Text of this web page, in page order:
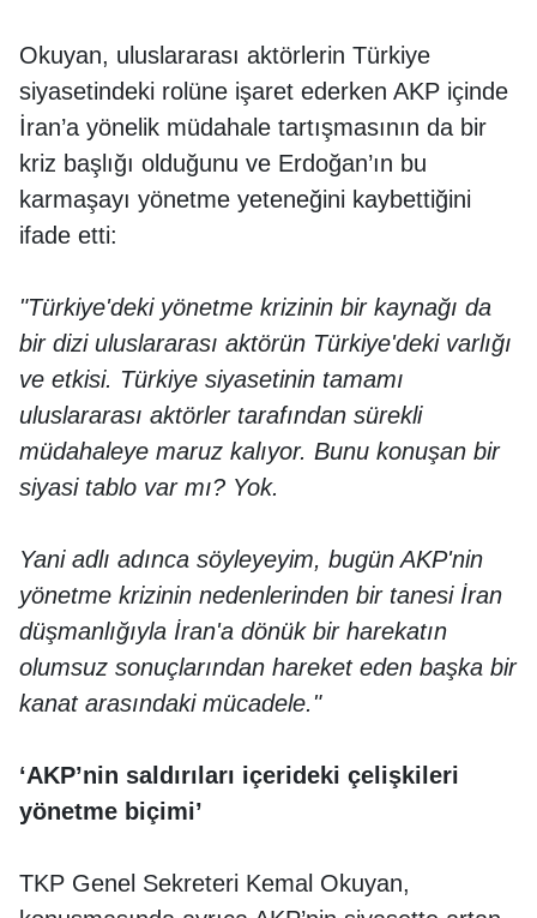
Okuyan, uluslararası aktörlerin Türkiye
siyasetindeki rolüne işaret ederken AKP içinde
İran’a yönelik müdahale tartışmasının da bir
kriz başlığı olduğunu ve Erdoğan’ın bu
karmaşayı yönetme yeteneğini kaybettiğini
ifade etti:
"Türkiye'deki yönetme krizinin bir kaynağı da
bir dizi uluslararası aktörün Türkiye'deki varlığı
ve etkisi. Türkiye siyasetinin tamamı
uluslararası aktörler tarafından sürekli
müdahaleye maruz kalıyor. Bunu konuşan bir
siyasi tablo var mı? Yok.
Yani adlı adınca söyleyeyim, bugün AKP'nin
yönetme krizinin nedenlerinden bir tanesi İran
düşmanlığıyla İran'a dönük bir harekatın
olumsuz sonuçlarından hareket eden başka bir
kanat arasındaki mücadele."
‘AKP’nin saldırıları içerideki çelişkileri
yönetme biçimi’
TKP Genel Sekreteri Kemal Okuyan,